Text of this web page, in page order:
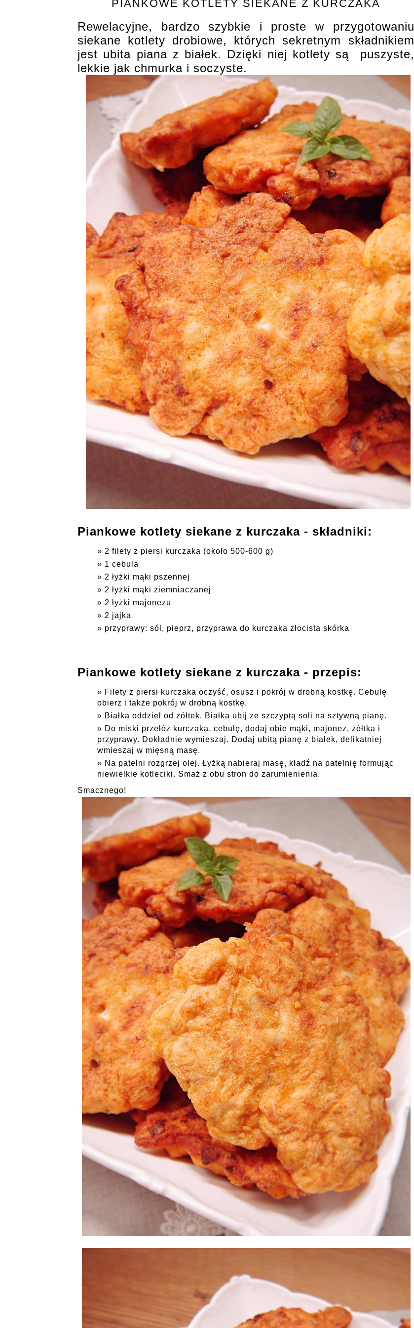
PIANKOWE KOTLETY SIEKANE Z KURCZAKA
Rewelacyjne, bardzo szybkie i proste w przygotowaniu
siekane kotlety drobiowe, których sekretnym składnikiem
jest ubita piana z białek. Dzięki niej kotlety są puszyste,
lekkie jak chmurka i soczyste.
Piankowe kotlety siekane z kurczaka - składniki:
2 filety z piersi kurczaka (około 500-600 g)
1 cebula
2 łyżki mąki pszennej
2 łyżki mąki ziemniaczanej
2 łyżki majonezu
2 jajka
przyprawy: sól, pieprz, przyprawa do kurczaka złocista skórka
Piankowe kotlety siekane z kurczaka - przepis:
Filety z piersi kurczaka oczyść, osusz i pokrój w drobną kostkę. Cebulę
obierz i także pokrój w drobną kostkę.
Białka oddziel od żółtek. Białka ubij ze szczyptą soli na sztywną pianę.
Do miski przełóż kurczaka, cebulę, dodaj obie mąki, majonez, żółtka i
przyprawy. Dokładnie wymieszaj. Dodaj ubitą pianę z białek, delikatniej
wmieszaj w mięsną masę.
Na patelni rozgrzej olej. Łyżką nabieraj masę, kładź na patelnię formując
niewielkie kotleciki. Smaż z obu stron do zarumienienia.
Smacznego!